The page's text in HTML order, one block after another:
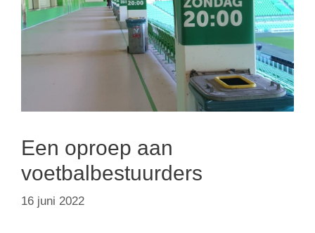
Een oproep aan
voetbalbestuurders
16 juni 2022